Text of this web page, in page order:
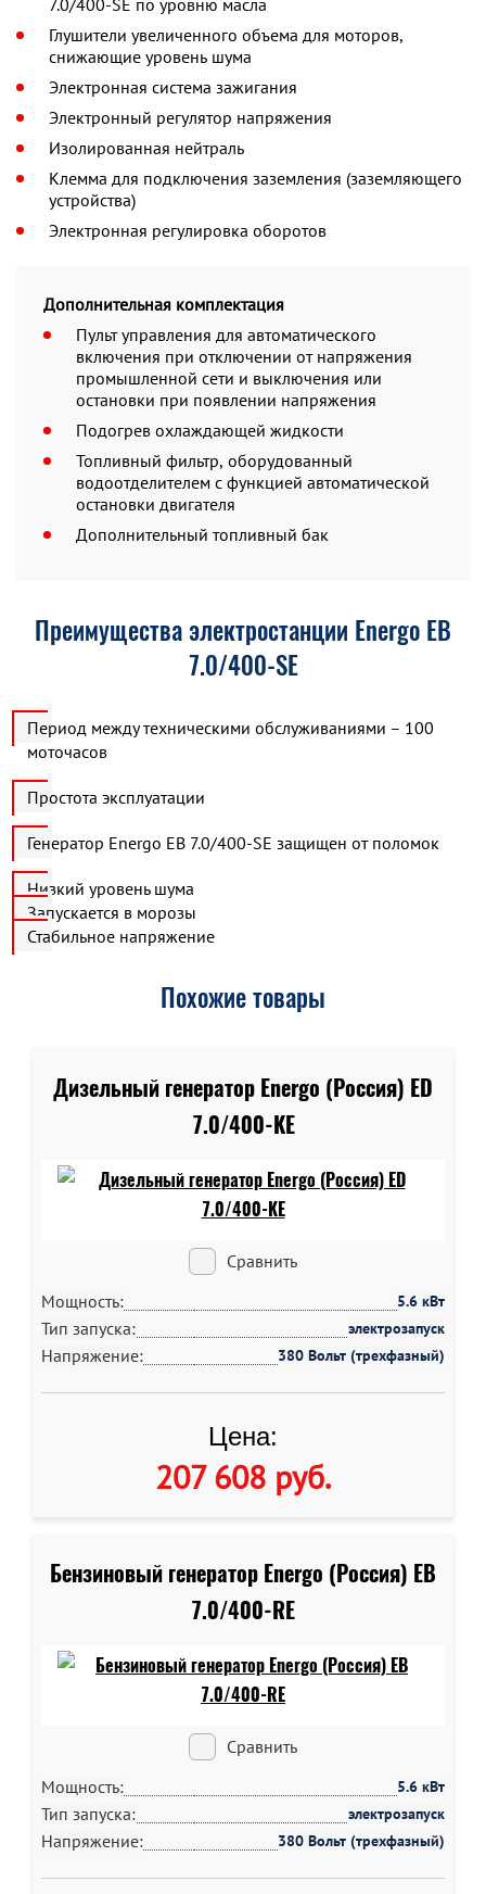
7.0/400-SE по уровню масла
Глушители увеличенного объема для моторов,
снижающие уровень шума
Электронная система зажигания
Электронный регулятор напряжения
Изолированная нейтраль
Клемма для подключения заземления (заземляющего
устройства)
Электронная регулировка оборотов
Дополнительная комплектация
Пульт управления для автоматического
включения при отключении от напряжения
промышленной сети и выключения или
остановки при появлении напряжения
Подогрев охлаждающей жидкости
Топливный фильтр, оборудованный
водоотделителем с функцией автоматической
остановки двигателя
Дополнительный топливный бак
Преимущества электростанции Energo EB
7.0/400-SE
Период между техническими обслуживаниями – 100
моточасов
Простота эксплуатации
Генератор Energo EB 7.0/400-SE защищен от поломок
Низкий уровень шума
Запускается в морозы
Стабильное напряжение
Похожие товары
Дизельный генератор Energo (Россия) ED
7.0/400-KE
Сравнить
Мощность:
5.6 кВт
Тип запуска: электрозапуск
Напряжение: 380 Вольт (трехфазный)
Цена:
207 608 руб.
Бензиновый генератор Energo (Россия) EB
7.0/400-RE
Сравнить
Мощность:
5.6 кВт
Тип запуска: электрозапуск
Напряжение: 380 Вольт (трехфазный)